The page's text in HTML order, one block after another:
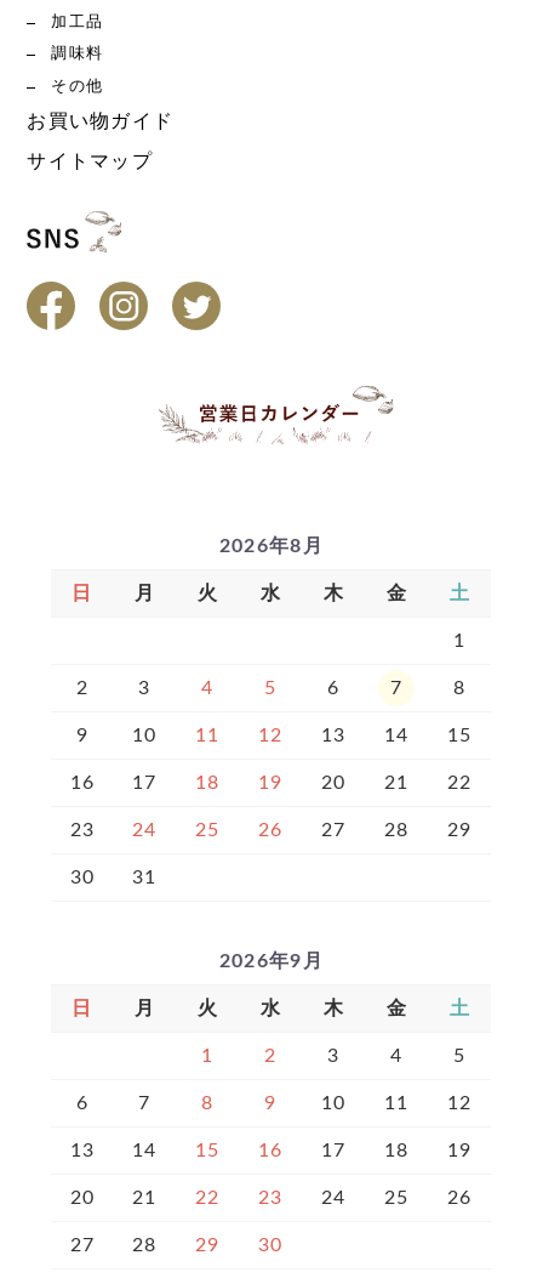
加工品
調味料
その他
お買い物ガイド
サイトマップ
2026年8月
日 月 火 水 木 金 土
1
2 3 4 5 6 7 8
9 10 11 12 13 14 15
16 17 18 19 20 21 22
23 24 25 26 27 28 29
30 31
2026年9月
日 月 火 水 木 金 土
1 2 3 4 5
6 7 8 9 10 11 12
13 14 15 16 17 18 19
20 21 22 23 24 25 26
27 28 29 30